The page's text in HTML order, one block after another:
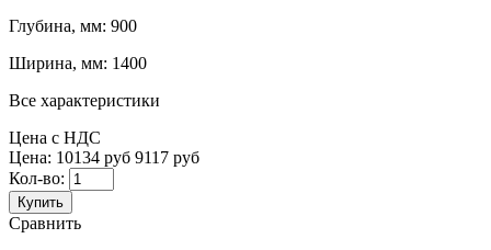
Глубина, мм: 900
Ширина, мм: 1400
Все характеристики
Цена с НДС
Цена: 10134 руб 9117 руб
Кол-во:
Купить
Сравнить